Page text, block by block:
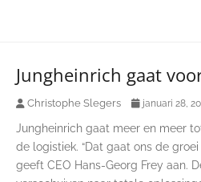
Jungheinrich gaat
Christophe Slegers januari 28,
Jungheinrich gaat meer en meer
de logistiek. “Dat gaat ons de
geeft CEO Hans-Georg Frey aan.